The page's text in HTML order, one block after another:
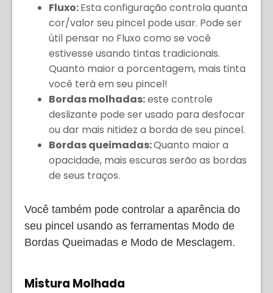
Fluxo:Esta configuração controla quanta
cor/valor seu pincel pode usar. Pode ser
útil pensar no Fluxo como se você
estivesse usando tintas tradicionais.
Quanto maior a porcentagem, mais tinta
você terá em seu pincel!
Bordas molhadas:este controle
deslizante pode ser usado para desfocar
ou dar mais nitidez a borda de seu pincel.
Bordas queimadas:Quanto maior a
opacidade, mais escuras serão as bordas
de seus traços.
Você também pode controlar a aparência do
seu pincel usando as ferramentas Modo de
Bordas Queimadas e Modo de Mesclagem.
Mistura Molhada